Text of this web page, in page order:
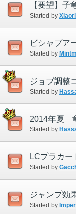
【要望】子
Started by
Started by
Started by
Started by
Started by
ジャンプ効
Started by